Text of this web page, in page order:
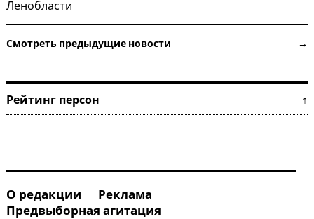
Ленобласти
Смотреть предыдущие новости →
Рейтинг персон ↑
О редакции
Реклама
Предвыборная агитация